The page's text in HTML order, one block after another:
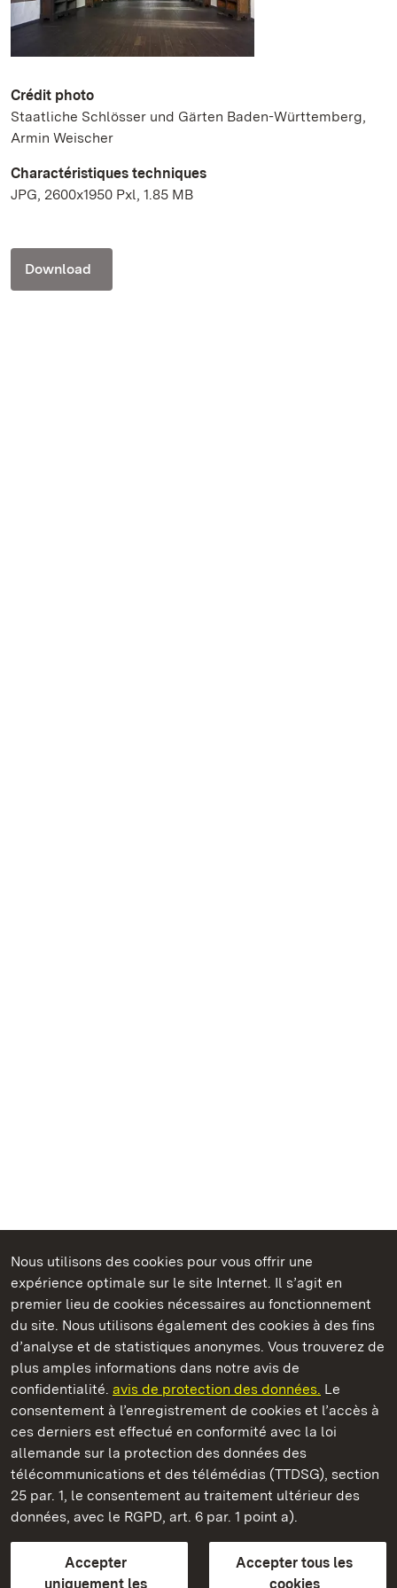
Nous utilisons des cookies pour vous offrir une
expérience optimale sur le site Internet. Il s’agit en
premier lieu de cookies nécessaires au fonctionnement
du site. Nous utilisons également des cookies à des fins
d’analyse et de statistiques anonymes. Vous trouverez de
plus amples informations dans notre avis de
confidentialité. avis de protection des données. Le
consentement à l’enregistrement de cookies et l’accès à
ces derniers est effectué en conformité avec la loi
allemande sur la protection des données des
télécommunications et des télémédias (TTDSG), section
25 par. 1, le consentement au traitement ultérieur des
données, avec le RGPD, art. 6 par. 1 point a).
Accepter
uniquement les
Accepter tous les
cookies
Crédit photo
Staatliche Schlösser und Gärten Baden-Württemberg,
Armin Weischer
Charactéristiques techniques
JPG, 2600x1950 Pxl, 1.85 MB
Download
Châteaux et jardins publics du Bade-Wurtemberg
Monastère de Hirsau
Châteaux et jardins publics du Bade-Wurtemberg
FAQ et réponsesMentions légalesProtection des données
Explications sur l’accessibilité
BITV-konform (geprüfte Seiten)
plus loin